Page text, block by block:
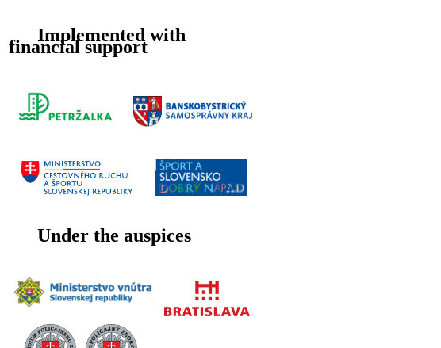
Implemented with
financial support
Under the auspices